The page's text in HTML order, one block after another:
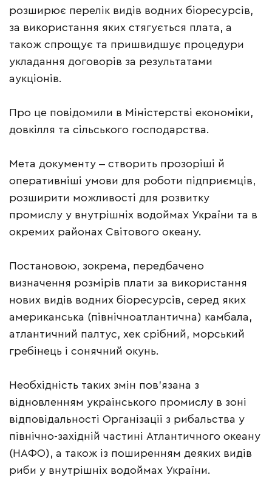
розширює перелік видів водних біоресурсів,
за використання яких стягується плата, а
також спрощує та пришвидшує процедури
укладання договорів за результатами
аукціонів.
Про це повідомили в Міністерстві економіки,
довкілля та сільського господарства.
Мета документу ‒ створить прозоріші й
оперативніші умови для роботи підприємців,
розширити можливості для розвитку
промислу у внутрішніх водоймах України та в
окремих районах Світового океану.
Постановою, зокрема, передбачено
визначення розмірів плати за використання
нових видів водних біоресурсів, серед яких
американська (північноатлантична) камбала,
атлантичний палтус, хек срібний, морський
гребінець і сонячний окунь.
Необхідність таких змін пов’язана з
відновленням українського промислу в зоні
відповідальності Організації з рибальства у
північно-західній частині Атлантичного океану
(НАФО), а також із поширенням деяких видів
риби у внутрішніх водоймах України.